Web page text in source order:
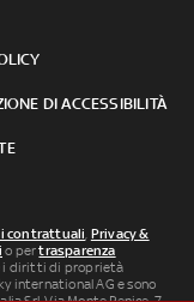
DI ACCESSIBILITÀ
contrattuali, Privacy &
o pertrasparenza
i diritti di proprietà
international AG e sono